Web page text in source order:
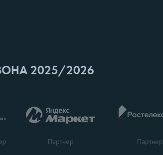
2025/2026
Партнер Партнер